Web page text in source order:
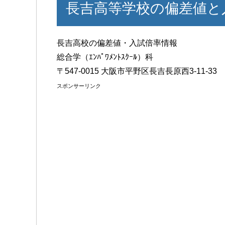
長吉高等学校の偏差値
長吉高校の偏差値・入試倍率情報
総合学（ｴﾝﾊﾟﾜﾒﾝﾄｽｸｰﾙ）科
〒547-0015 大阪市平野区長吉長原西3-11-33
スポンサーリンク